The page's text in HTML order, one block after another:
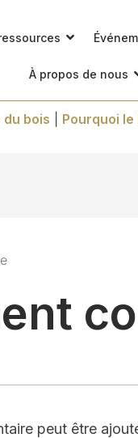
À propos de nous
bois Pourquoi le
peut être